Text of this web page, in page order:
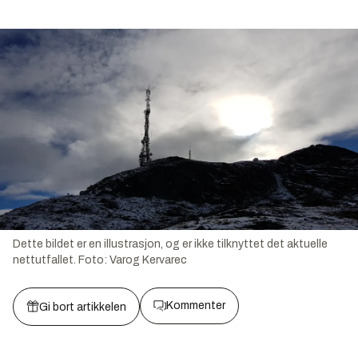
Dette bildet er en illustrasjon, og er ikke tilknyttet det aktuelle
nettutfallet. Foto: Varog Kervarec
Gi bort artikkelen Kommenter